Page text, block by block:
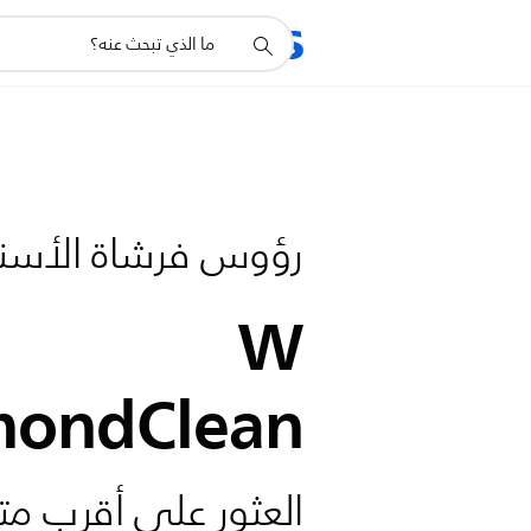
أيقونة
دعم
رؤوس فرشاة
W
العثور على أقرب